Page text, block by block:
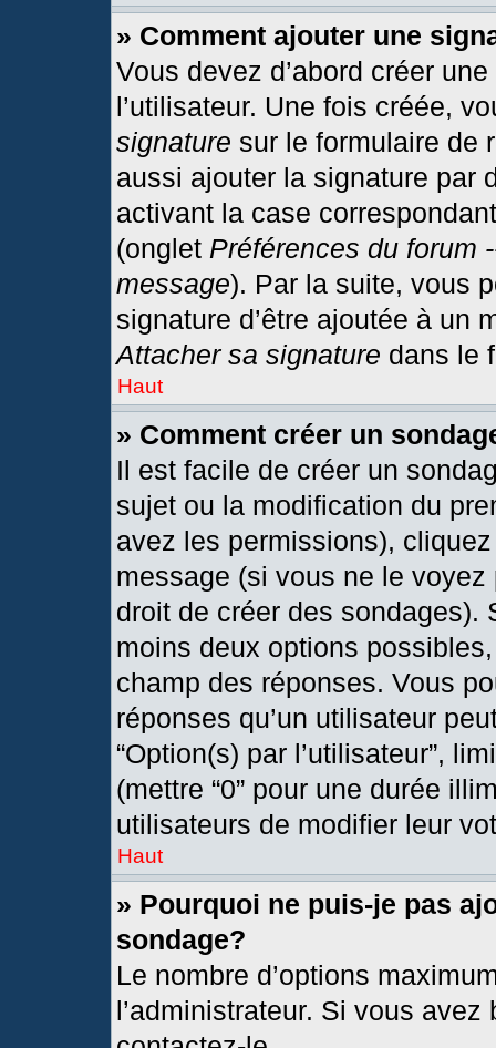
» Comment ajouter une
Vous devez d’abord créer
l’utilisateur. Une fois créée,
signature sur le formulaire de
aussi ajouter la signature par
activant la case
(onglet Préférences du forum
message). Par la suite, vous
signature d’être ajoutée à un
Attacher sa signature dans le
Haut
» Comment créer un
Il est facile de créer un
sujet ou la modification du
avez les permissions),
message (si vous ne le
droit de créer des sondages).
moins deux options
champ des réponses. Vous
réponses qu’un utilisateur
“Option(s) par l’utilisateur”,
(mettre “0” pour une durée
utilisateurs de modifier leur
Haut
» Pourquoi ne puis-je pas
sondage?
Le nombre d’options
l’administrateur. Si vous